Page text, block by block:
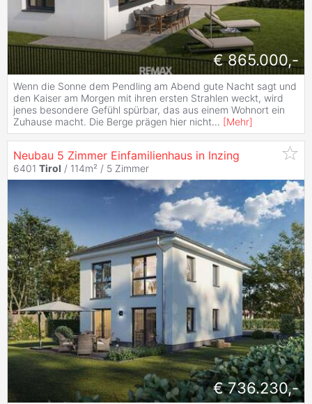
€ 865.000,-
Wenn die Sonne dem Pendling am Abend gute Nacht sagt und
den Kaiser am Morgen mit ihren ersten Strahlen weckt, wird
jenes besondere Gefühl spürbar, das aus einem Wohnort ein
Zuhause macht. Die Berge prägen hier nicht... [Mehr]
Neubau 5 Zimmer Einfamilienhaus in Inzing
6401 Tirol / 114m² / 5 Zimmer
€ 736.230,-